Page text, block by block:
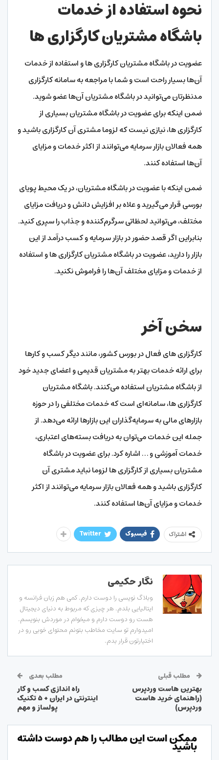
نحوه استفاده از خدمات
باشگاه مشتریان کارگزاری ها
عضویت در باشگاه مشتریان کارگزاری ها و استفاده از خدمات
آن‌ها بسیار راحت است و شما با مراجعه به سامانه کارگزاری
مدنظرتان می‌توانید در باشگاه مشتریان آن‌ها عضو شوید.
ضمن اینکه برای عضویت در باشگاه مشتریان بسیاری از
کارگزاری‌ ها، نیازی نیست که لزوما مشتری آن کارگزاری باشید و
همه فعالان بازار سرمایه می‌توانند از اکثر خدمات و مزایای
آن‌ها استفاده کنند.
ضمن اینکه با عضویت در باشگاه مشتریان، در یک محیط پویای
بورسی قرار می‌گیرید و علاه بر افزایش دانش و دریافت مزایای
مختلف، می‌توانید لحظاتی سرگرم‌کننده و جذاب را سپری کنید.
بنابراین اگر قصد حضور در بازار سرمایه و کسب درآمد از این
بازار را دارید، عضویت در باشگاه مشتریان کارگزاری ها و استفاده
از خدمات و مزایای مختلف آن‌ها را فراموش نکنید.
سخن آخر
کارگزاری های فعال در بورس کشور، مانند دیگر کسب و کارها
برای ارائه خدمات بهتر به مشتریان قدیمی و اعضای جدید خود
از باشگاه مشتریان استفاده می‌کنند. باشگاه مشتریان
کارگزاری‌ ها، سامانه‌ای است که خدمات مختلفی را در حوزه
بازارهای مالی به سرمایه‌گذاران این بازارها ارائه می‌دهد. از
جمله این خدمات می‌توان به دریافت بسته‌های اعتباری،
خدمات آموزشی و … اشاره کرد. برای عضویت در باشگاه
مشتریان بسیاری از کارگزاری‌ ها لزوما نباید مشتری آن
کارگزاری باشید و همه فعالان بازار سرمایه می‌توانند از اکثر
خدمات و مزایای آن‌ها استفاده کنند.
اشتراک فیسبوک Twitter
نگار حکیمی
وبلاگ نویسی را دوست دارم. کمی هم زبان فرانسه و
ایتالیایی بلدم. هر چیزی که مربوط به دنیای دیجیتال
هست رو دوست دارم و میخوام در موردش بنویسم.
امیدوارم تو سایت مخاطب بتونم محتوای خوبی رو در
اختیارتون قرار بدم.
مطلب قبلی
بهترین هاست وردپرس
(راهنمای خرید هاست
وردپرس)
مطلب بعدی
راه اندازی کسب و کار
اینترنتی در ایران + ۵ تکنیک
پولساز و مهم
ممکن است این مطالب را هم دوست داشته
باشید